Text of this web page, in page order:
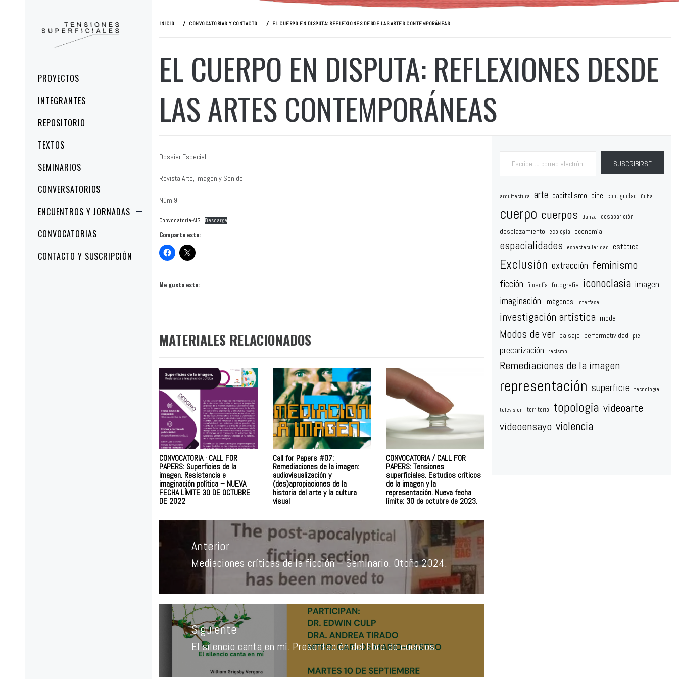
principalPROYECTOS
INTEGRANTES
REPOSITORIO
TEXTOS
SEMINARIOS
CONVERSATORIOS
ENCUENTROS Y JORNADAS
CONVOCATORIAS
CONTACTO Y SUSCRIPCIÓN
al
contenido
INICIO CONVOCATORIAS Y CONTACTO EL CUERPO EN DISPUTA: REFLEXIONES DESDE LAS ARTES CONTEMPORÁNEAS
EL CUERPO EN DISPUTA: REFLEXIONES DESDE
LAS ARTES CONTEMPORÁNEAS
Dossier Especial
Revista Arte, Imagen y Sonido
Núm 9.
Convocatoria-AIS Descarga
Comparte esto:
Me gusta esto:
MATERIALES RELACIONADOS
CONVOCATORIA · CALL FOR
PAPERS: Superficies de la
imagen. Resistencia e
imaginación política – NUEVA
FECHA LÍMITE 30 DE OCTUBRE
DE 2022
Call for Papers #07:
Remediaciones de la imagen:
audiovisualización y
(des)apropiaciones de la
historia del arte y la cultura
visual
CONVOCATORIA / CALL FOR
PAPERS: Tensiones
superficiales. Estudios críticos
de la imagen y la
representación. Nueva fecha
límite: 30 de octubre de 2023.
Navegación
entradasAnterior
Entrada
Mediaciones críticas de la ficción – Seminario. Otoño 2024.
Siguiente
Entrada
siguiente:
El silencio canta en mí. Presentación del libro de cuentos.
SUSCRIBIRSE
arquitectura arte capitalismo cine contigüidad Cuba
cuerpo cuerpos danza desaparición
desplazamiento ecología economía
espacialidades espectacularidad estética
Exclusión extracción feminismo
ficción filosofía fotografía iconoclasia imagen
imaginación imágenes Interfase
investigación artística moda
Modos de ver paisaje performatividad piel
precarización racismo
Remediaciones de la imagen
representación superficie tecnología
televisión territorio topología videoarte
videoensayo violencia